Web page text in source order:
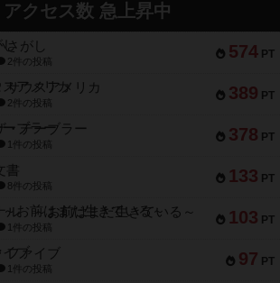
アクセス数 急上昇中
574 PT
さがし
2件の投稿
389 PT
サウスアメリカ
2件の投稿
378 PT
・テーブラー
1件の投稿
133 PT
書
8件の投稿
103 PT
ル ～お前はまだ生きている～
1件の投稿
97 PT
ファイブ
1件の投稿